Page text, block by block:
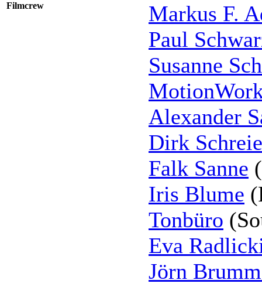
Filmcrew
Markus F.
Paul
Susanne
Alexander
Dirk
Falk Sanne
Iris Blume
Tonbüro
Eva
Jörn